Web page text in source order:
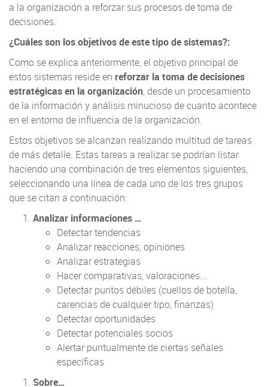
a la organización a reforzar sus procesos de toma de
decisiones.
¿Cuáles son los objetivos de este tipo de sistemas?:
Como se explica anteriormente, el objetivo principal de
estos sistemas reside en reforzar la toma de decisiones
estratégicas en la organización, desde un procesamiento
de la información y análisis minucioso de cuanto acontece
en el entorno de influencia de la organización.
Estos objetivos se alcanzan realizando multitud de tareas
de más detalle. Estas tareas a realizar se podrían listar
haciendo una combinación de tres elementos siguientes,
seleccionando una línea de cada uno de los tres grupos
que se citan a continuación:
Analizar informaciones …
Detectar tendencias
Analizar reacciones, opiniones
Analizar estrategias
Hacer comparativas, valoraciones...
Detectar puntos débiles (cuellos de botella,
carencias de cualquier tipo, finanzas)
Detectar oportunidades
Detectar potenciales socios
Alertar puntualmente de ciertas señales
específicas
Sobre…